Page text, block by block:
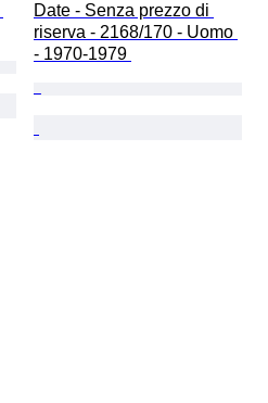
Date - Senza prezzo di
riserva - 2168/170 - Uomo
- 1970-1979